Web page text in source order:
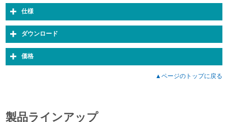
製品ラインアップ
仕様
ダウンロード
価格
▲ページのトップに戻る